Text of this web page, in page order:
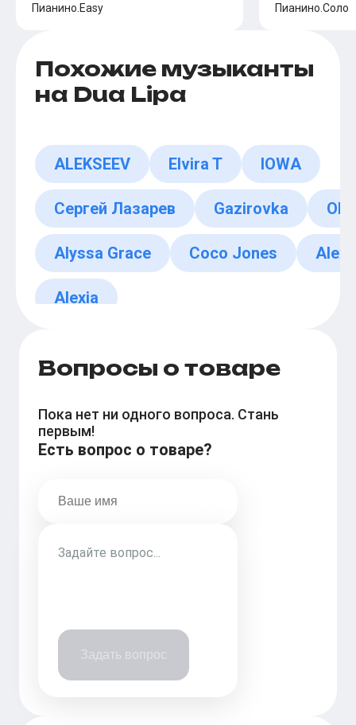
Пианино.Easy Пианино.Соло
Похожие музыканты
на Dua Lipa
ALEKSEEV Elvira T IOWA
Сергей Лазарев Gazirovka
Alyssa Grace Coco Jones
Alexia
Вопросы о товаре
Пока нет ни одного вопроса. Стань
первым!
Есть вопрос о товаре?
Задать вопрос